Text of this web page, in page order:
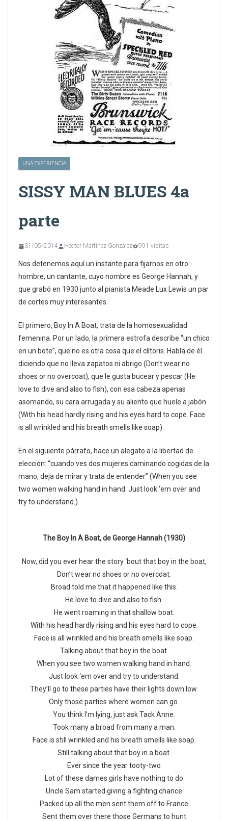
UNA EXPERIENCIA
SISSY MAN BLUES 4a
parte
31/05/2014 Héctor Martínez González 991 visitas
Nos detenemos aquí un instante para fijarnos en otro
hombre, un cantante, cuyo nombre es George Hannah, y
que grabó en 1930 junto al pianista Meade Lux Lewis un par
de cortes muy interesantes.
El primero, Boy In A Boat, trata de la homosexualidad
femenina. Por un lado, la primera estrofa describe “un chico
en un bote”, que no es otra cosa que el clítoris. Habla de él
diciendo que no lleva zapatos ni abrigo (Don’t wear no
shoes or no overcoat), que le gusta bucear y pescar (He
love to dive and also to fish), con esa cabeza apenas
asomando, su cara arrugada y su aliento que huele a jabón
(With his head hardly rising and his eyes hard to cope. Face
is all wrinkled and his breath smells like soap).
En el siguiente párrafo, hace un alegato a la libertad de
elección: “cuando ves dos mujeres caminando cogidas de la
mano, deja de mirar y trata de entender” (When you see
two women walking hand in hand. Just look ‘em over and
try to understand.).
The Boy In A Boat, de George Hannah (1930)
Now, did you ever hear the story ‘bout that boy in the boat,
Don’t wear no shoes or no overcoat.
Broad told me that it happened like this.
He love to dive and also to fish.
He went roaming in that shallow boat.
With his head hardly rising and his eyes hard to cope.
Face is all wrinkled and his breath smells like soap.
Talking about that boy in the boat.
When you see two women walking hand in hand.
Just look ‘em over and try to understand.
They’ll go to these parties have their lights down low.
Only those parties where women can go.
You think I’m lying, just ask Tack Anne.
Took many a broad from many a man.
Face is still wrinkled and his breath smells like soap.
Still talking about that boy in a boat.
Ever since the year tooty-two
Lot of these dames girls have nothing to do
Uncle Sam started giving a fighting chance
Packed up all the men sent them off to France
Sent them over there those Germans to hunt